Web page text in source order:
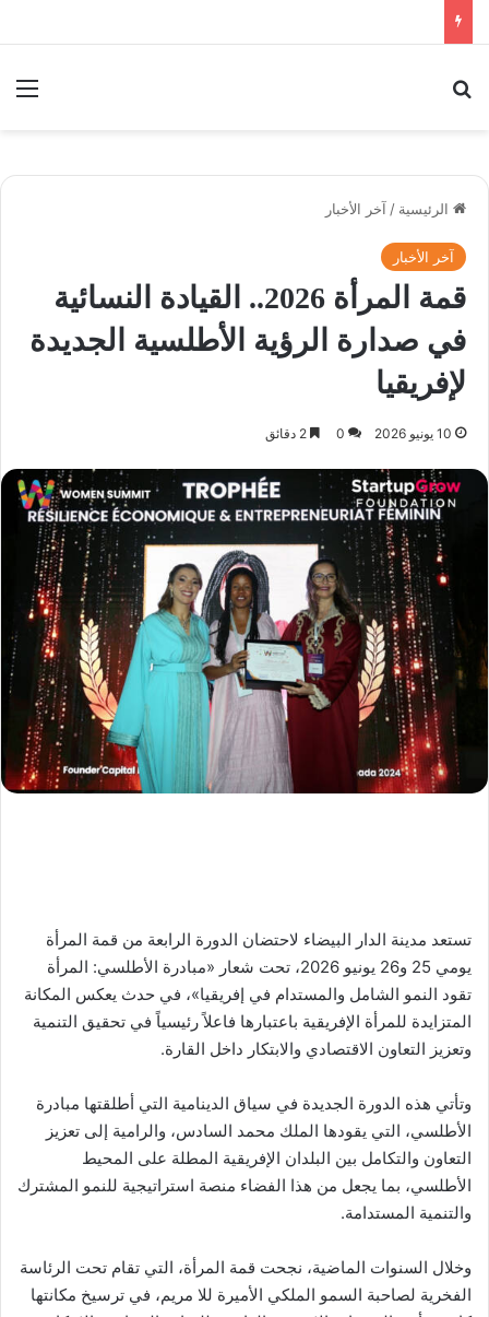
الرئيسية / آخر الأخبار
آخر الأخبار
قمة المرأة 2026.. القيادة النسائية
في صدارة الرؤية الأطلسية الجديدة
لإفريقيا
10 يونيو 2026 0
تستعد مدينة الدار البيضاء لاحتضان الدورة الرابعة من قمة المرأة
يومي 25 و26 يونيو 2026، تحت شعار «مبادرة الأطلسي: المرأة
تقود النمو الشامل والمستدام في إفريقيا»، في حدث يعكس المكانة
المتزايدة للمرأة الإفريقية باعتبارها فاعلاً رئيسياً في تحقيق التنمية
وتعزيز التعاون الاقتصادي والابتكار داخل القارة.
وتأتي هذه الدورة الجديدة في سياق الدينامية التي أطلقتها مبادرة
الأطلسي، التي يقودها الملك محمد السادس، والرامية إلى تعزيز
التعاون والتكامل بين البلدان الإفريقية المطلة على المحيط
الأطلسي، بما يجعل من هذا الفضاء منصة استراتيجية للنمو المشترك
والتنمية المستدامة.
وخلال السنوات الماضية، نجحت قمة المرأة، التي تقام تحت الرئاسة
الفخرية لصاحبة السمو الملكي الأميرة للا مريم، في ترسيخ مكانتها